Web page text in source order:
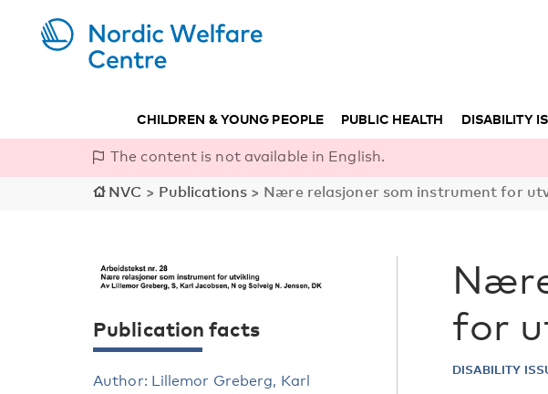
CHILDREN & YOUNG PEOPLE PUBLIC HEALTH DISABILITY
The content is not available in English.
NVC > Publications> Nære relasjoner som instrument for
for
DISABILITY
Publication facts
Author: Lillemor Greberg, Karl